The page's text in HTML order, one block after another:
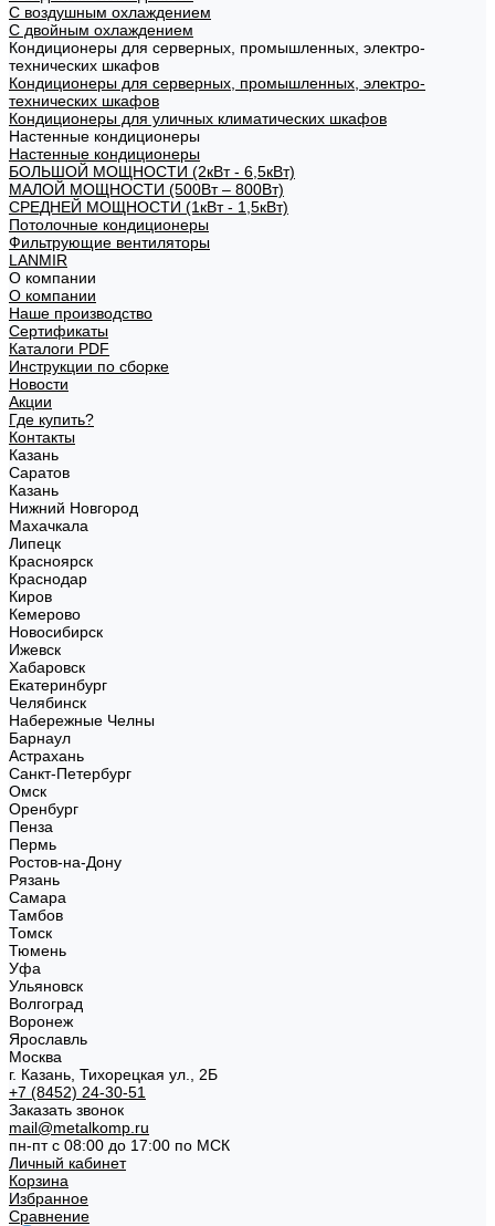
С воздушным охлаждением
С двойным охлаждением
Кондиционеры для серверных, промышленных, электро-
технических шкафов
Кондиционеры для серверных, промышленных, электро-
технических шкафов
Кондиционеры для уличных климатических шкафов
Настенные кондиционеры
Настенные кондиционеры
БОЛЬШОЙ МОЩНОСТИ (2кВт - 6,5кВт)
МАЛОЙ МОЩНОСТИ (500Вт – 800Вт)
СРЕДНЕЙ МОЩНОСТИ (1кВт - 1,5кВт)
Потолочные кондиционеры
Фильтрующие вентиляторы
LANMIR
О компании
О компании
Наше производство
Сертификаты
Каталоги PDF
Инструкции по сборке
Новости
Акции
Где купить?
Контакты
Казань
Саратов
Казань
Нижний Новгород
Махачкала
Липецк
Красноярск
Краснодар
Киров
Кемерово
Новосибирск
Ижевск
Хабаровск
Екатеринбург
Челябинск
Набережные Челны
Барнаул
Астрахань
Санкт-Петербург
Омск
Оренбург
Пенза
Пермь
Ростов-на-Дону
Рязань
Самара
Тамбов
Томск
Тюмень
Уфа
Ульяновск
Волгоград
Воронеж
Ярославль
Москва
г. Казань, Тихорецкая ул., 2Б
+7 (8452) 24-30-51
Заказать звонок
mail@metalkomp.ru
пн-пт с 08:00 до 17:00 по МСК
Личный кабинет
Корзина
Избранное
Сравнение